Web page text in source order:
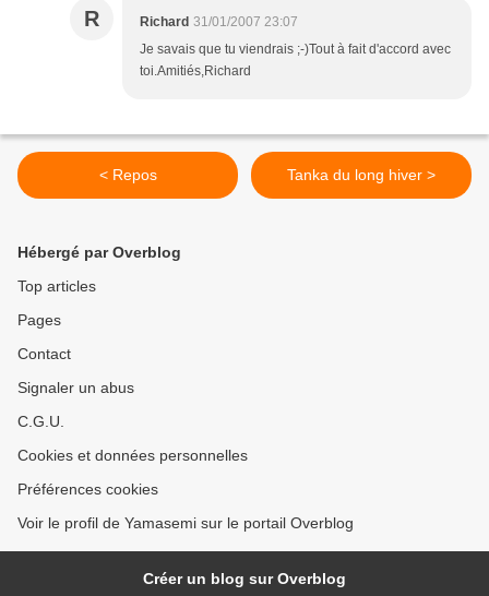
R Richard 31/01/2007 23:07
Je savais que tu viendrais ;-)Tout à fait d'accord avec
toi.Amitiés,Richard
< Repos Tanka du long hiver >
Hébergé par Overblog
Top articles
Pages
Contact
Signaler un abus
C.G.U.
Cookies et données personnelles
Préférences cookies
Voir le profil de Yamasemi sur le portail Overblog
Créer un blog sur Overblog